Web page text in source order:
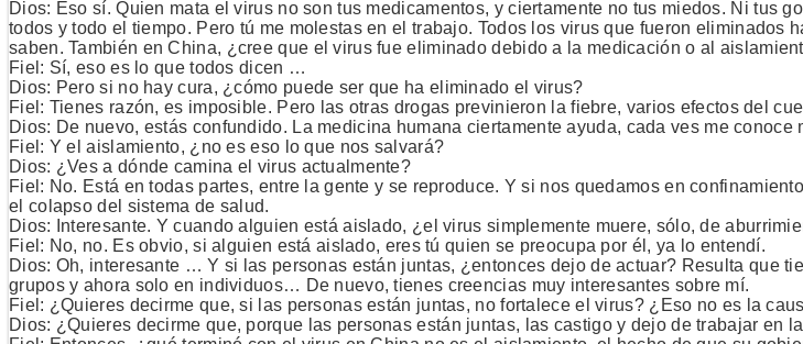
Dios: Eso sí. Quien mata el virus no son tus medicamentos, y ciertamente no tus miedos. Ni tus
todos y todo el tiempo. Pero tú me molestas en el trabajo. Todos los virus que fueron
saben. También en China, ¿cree que el virus fue eliminado debido a la medicación o al
Fiel: Sí, eso es lo que todos dicen …
Dios: Pero si no hay cura, ¿cómo puede ser que ha eliminado el virus?
Fiel: Tienes razón, es imposible. Pero las otras drogas previnieron la fiebre, varios efectos del
Dios: De nuevo, estás confundido. La medicina humana ciertamente ayuda, cada ves me
Fiel: Y el aislamiento, ¿no es eso lo que nos salvará?
Dios: ¿Ves a dónde camina el virus actualmente?
Fiel: No. Está en todas partes, entre la gente y se reproduce. Y si nos quedamos en
el colapso del sistema de salud.
Dios: Interesante. Y cuando alguien está aislado, ¿el virus simplemente muere, sólo, de
Fiel: No, no. Es obvio, si alguien está aislado, eres tú quien se preocupa por él, ya lo entendí.
Dios: Oh, interesante … Y si las personas están juntas, ¿entonces dejo de actuar? Resulta que
grupos y ahora solo en individuos… De nuevo, tienes creencias muy interesantes sobre mí.
Fiel: ¿Quieres decirme que, si las personas están juntas, no fortalece el virus? ¿Eso no es la
Dios: ¿Quieres decirme que, porque las personas están juntas, las castigo y dejo de trabajar en